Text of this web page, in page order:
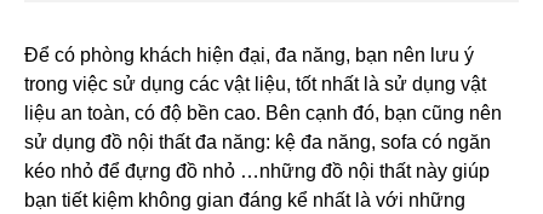
Để có phòng khách hiện đại, đa năng, bạn nên lưu ý
trong việc sử dụng các vật liệu, tốt nhất là sử dụng vật
liệu an toàn, có độ bền cao. Bên cạnh đó, bạn cũng nên
sử dụng đồ nội thất đa năng: kệ đa năng, sofa có ngăn
kéo nhỏ để đựng đồ nhỏ …những đồ nội thất này giúp
bạn tiết kiệm không gian đáng kể nhất là với những